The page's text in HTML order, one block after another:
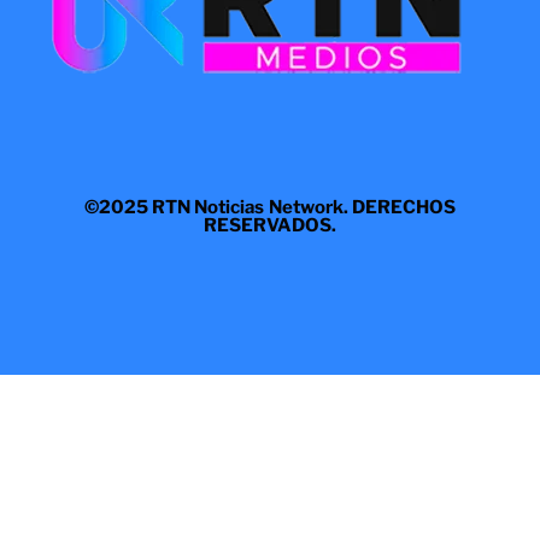
©2025 RTN Noticias Network. DERECHOS
RESERVADOS.